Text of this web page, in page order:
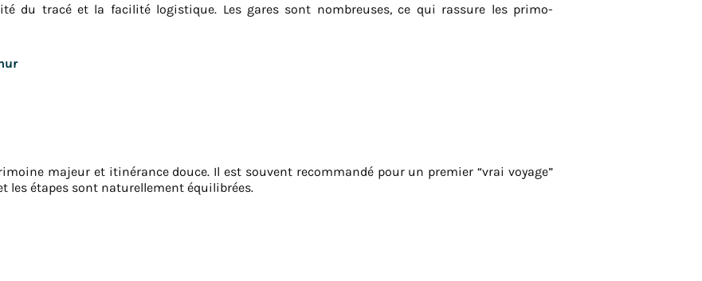
du tracé et la facilité logistique. Les gares sont nombreuses, ce qui rassure les primo-
majeur et itinérance douce. Il est souvent recommandé pour un premier “vrai voyage”
les étapes sont naturellement équilibrées.